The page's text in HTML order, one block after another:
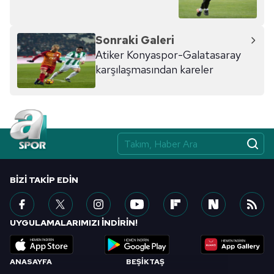
Sonraki Galeri
Atiker Konyaspor-Galatasaray
karşılaşmasından kareler
ANASAYFA
BEŞİKTAŞ
BIZI TAKIP EDIN
UYGULAMALARIMIZI İNDİRİN!